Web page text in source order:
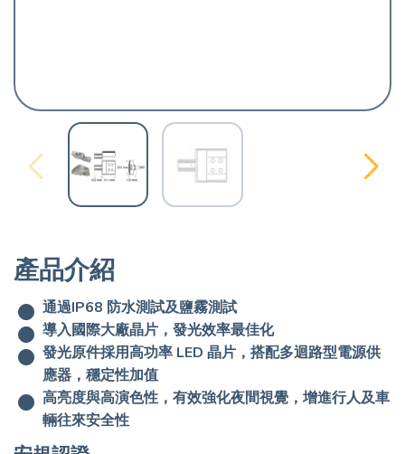
產品介紹
通過IP68 防水測試及鹽霧測試
導入國際大廠晶片，發光效率最佳化
發光原件採用高功率 LED 晶片，搭配多迴路型電源供
應器，穩定性加值
高亮度與高演色性，有效強化夜間視覺，增進行人及車
輛往來安全性